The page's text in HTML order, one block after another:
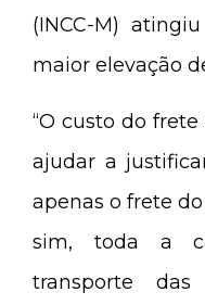
(INCC-M)
maior elevação
“O custo do
ajudar a
apenas o frete
sim, toda a
transporte das